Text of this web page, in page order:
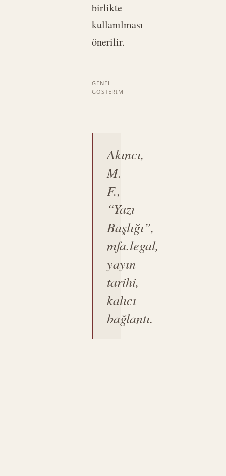
birlikte
kullanılması
önerilir.
GENEL
GÖSTERIM
Akıncı,
M.
F.,
“Yazı
Başlığı”,
mfa.legal,
yayın
tarihi,
kalıcı
bağlantı.